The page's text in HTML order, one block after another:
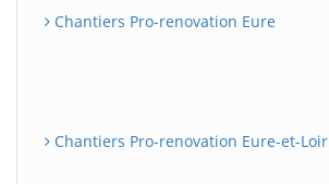
Chantiers Pro-renovation Eure
Chantiers Pro-renovation Eure-et-Loir